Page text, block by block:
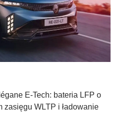
E-Tech: bateria LFP o
zasięgu WLTP i ładowanie